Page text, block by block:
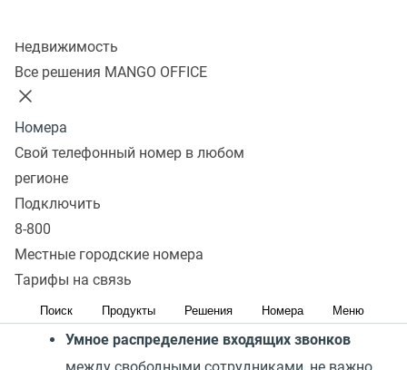
Недвижимость
Все решения MANGO OFFICE
Номера
Свой телефонный номер в любом
регионе
Подключить
8-800
Местные городские номера
Тарифы на связь
Поиск Продукты Решения Номера Меню
Нас выбирают HR-отделы
Автоматизированный обзвон
ручных действий, больше времени на
диалоги с кандидатами
Умное распределение входящих звонков